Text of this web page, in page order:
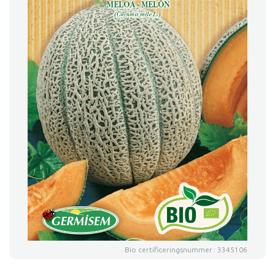
Bio certificeringsnummer : 3345106